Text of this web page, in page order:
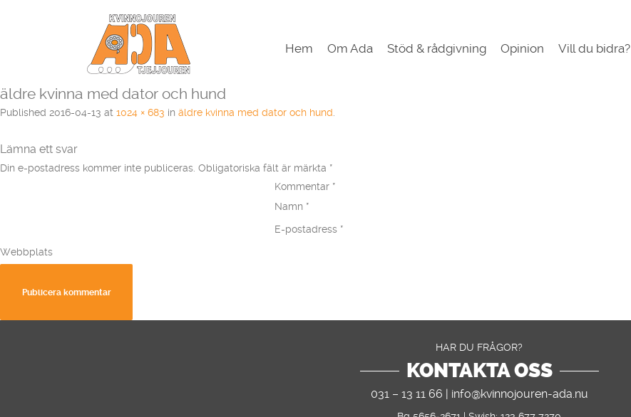
Hem Om Ada Stöd & rådgivning Opinion Vill du bidra?
äldre kvinna med dator och hund
Published 2016-04-13 at 1024 × 683 in äldre kvinna med dator och hund
Lämna ett svar
Din e-postadress kommer inte publiceras. Obligatoriska fält är märkta *
Kommentar *
Namn *
E-postadress *
Webbplats
HAR DU FRÅGOR?
KONTAKTA OSS
031 – 13 11 66 | info@kvinnojouren-ada.nu